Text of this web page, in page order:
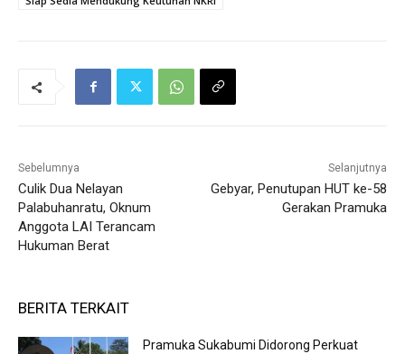
Sebelumnya
Culik Dua Nelayan
Palabuhanratu, Oknum
Anggota LAI Terancam
Hukuman Berat
Selanjutnya
Gebyar, Penutupan HUT ke-58
Gerakan Pramuka
BERITA TERKAIT
Pramuka Sukabumi Didorong Perkuat